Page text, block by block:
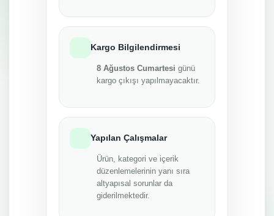
Kargo Bilgilendirmesi
8 Ağustos Cumartesi günü
kargo çıkışı yapılmayacaktır.
Yapılan Çalışmalar
Ürün, kategori ve içerik
düzenlemelerinin yanı sıra
altyapısal sorunlar da
giderilmektedir.